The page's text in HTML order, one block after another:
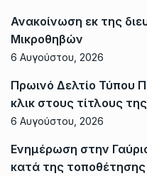
Ανακοίνωση εκ της
Μικροθηβών
6 Αυγούστου, 2026
Πρωινό Δελτίο Τύπου
κλικ στους τίτλους
6 Αυγούστου, 2026
Ενημέρωση στην
κατά της